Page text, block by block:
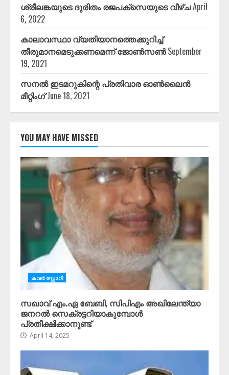
ശ്രീലങ്കയുടെ ദുരിതം രജപക്സെയുടെ വീഴ്ചApril
6, 2022
കാലാവസ്ഥാ വ്യതിയാനത്തെക്കുറിച്ച്
തീരുമാനമെടുക്കണമെന്ന് ജോൺസൺ September
19, 2021
സനൽ ഇടമറുകിന്റെ പ്രതിവാര ഓൺലൈൻ
മീറ്റിംഗ് June 18, 2021
YOU MAY HAVE MISSED
കവർ സ്റ്റോറി
സഖാവ് എം.ഏ ബേബി, സിപിഎം അഖിലേന്ത്യാ
ജനറൽ സെക്രട്ടറിയാകുമ്പോൾ
പ്രതീക്ഷിക്കാനുണ്ട്
April 14, 2025